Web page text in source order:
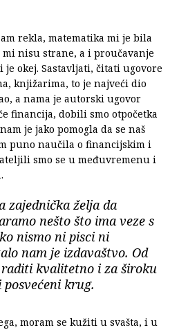
rekla, matematika mi je bila
nisu strane, a i proučavanje
je okej. Sastavljati, čitati ugovore
knjižarima, to je najveći dio
a nama je autorski ugovor
financija, dobili smo otpočetka
je jako pomogla da se naš
puno naučila o financijskim i
smo se u međuvremenu i
zajednička želja da
nešto što ima veze s
nismo ni pisci ni
nam je izdavaštvo. Od
kvalitetno i za široku
krug.
moram se kužiti u svašta, i u